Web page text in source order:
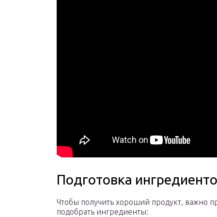
Подготовка
Чтобы получить хороший продукт, важно
подобрать ингредиенты: